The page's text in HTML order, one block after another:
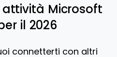
Microsoft
il 2026
connetterti con altri